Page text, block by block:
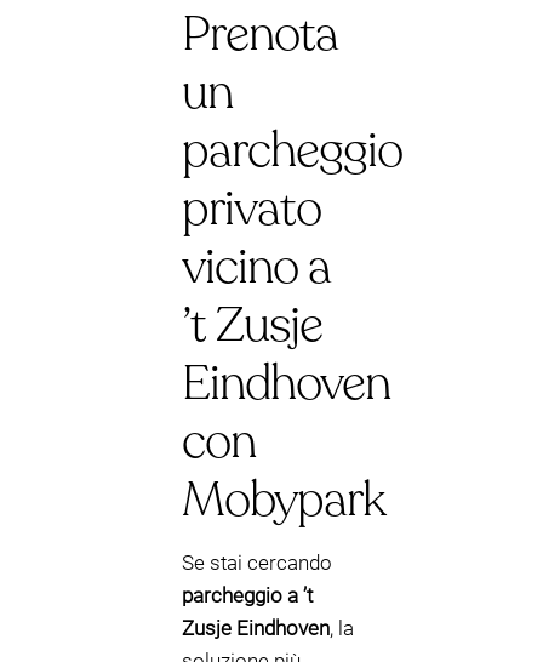
Prenota
un
parcheggio
privato
vicino a
’t Zusje
Eindhoven
con
Mobypark
Se stai cercando
parcheggio a ’t
Zusje Eindhoven, la